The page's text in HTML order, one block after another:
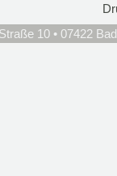
10 • 07422